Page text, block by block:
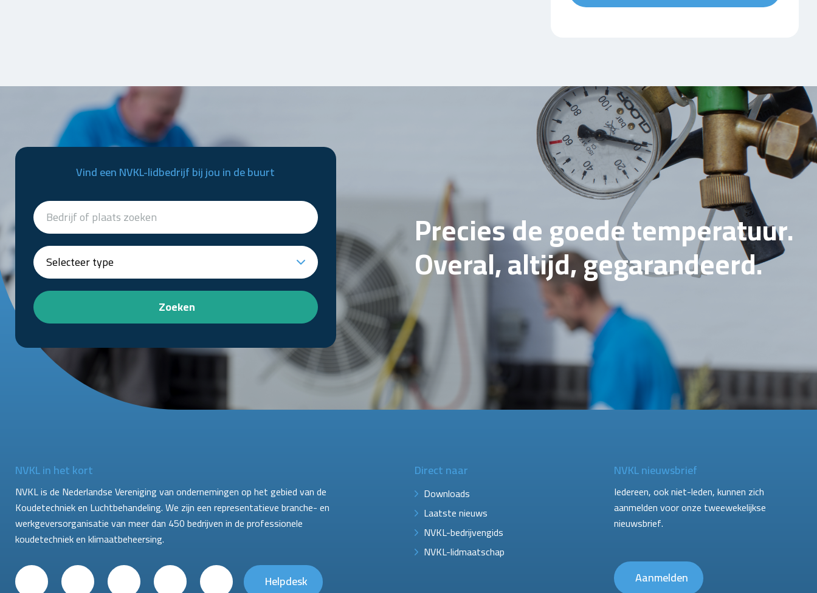
Vind een NVKL-lidbedrijf bij jou in de buurt
Zoeken
Precies de goede temperatuur.
Overal, altijd, gegarandeerd.
NVKL in het kort
NVKL is de Nederlandse Vereniging van ondernemingen op het gebied van de
Koudetechniek en Luchtbehandeling. We zijn een representatieve branche- en
werkgeversorganisatie van meer dan 450 bedrijven in de professionele
koudetechniek en klimaatbeheersing.
Helpdesk
Direct naar
Downloads
Laatste nieuws
NVKL-bedrijvengids
NVKL-lidmaatschap
NVKL nieuwsbrief
Iedereen, ook niet-leden, kunnen zich
aanmelden voor onze tweewekelijkse
nieuwsbrief.
Aanmelden